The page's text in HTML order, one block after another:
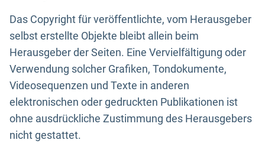
Das Copyright für veröffentlichte, vom Herausgeber
selbst erstellte Objekte bleibt allein beim
Herausgeber der Seiten. Eine Vervielfältigung oder
Verwendung solcher Grafiken, Tondokumente,
Videosequenzen und Texte in anderen
elektronischen oder gedruckten Publikationen ist
ohne ausdrückliche Zustimmung des Herausgebers
nicht gestattet.